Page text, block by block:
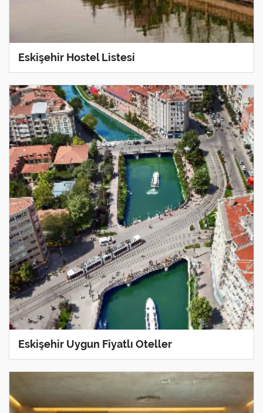
Eskişehir Hostel Listesi
Eskişehir Uygun Fiyatlı Oteller